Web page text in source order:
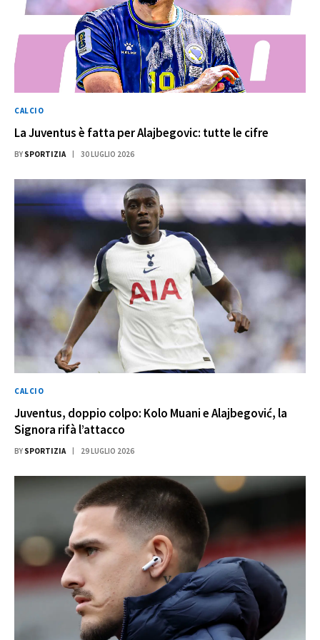
CALCIO
La Juventus è fatta per Alajbegovic: tutte le cifre
BY SPORTIZIA 30 LUGLIO 2026
CALCIO
Juventus, doppio colpo: Kolo Muani e Alajbegović, la
Signora rifà l’attacco
BY SPORTIZIA 29 LUGLIO 2026